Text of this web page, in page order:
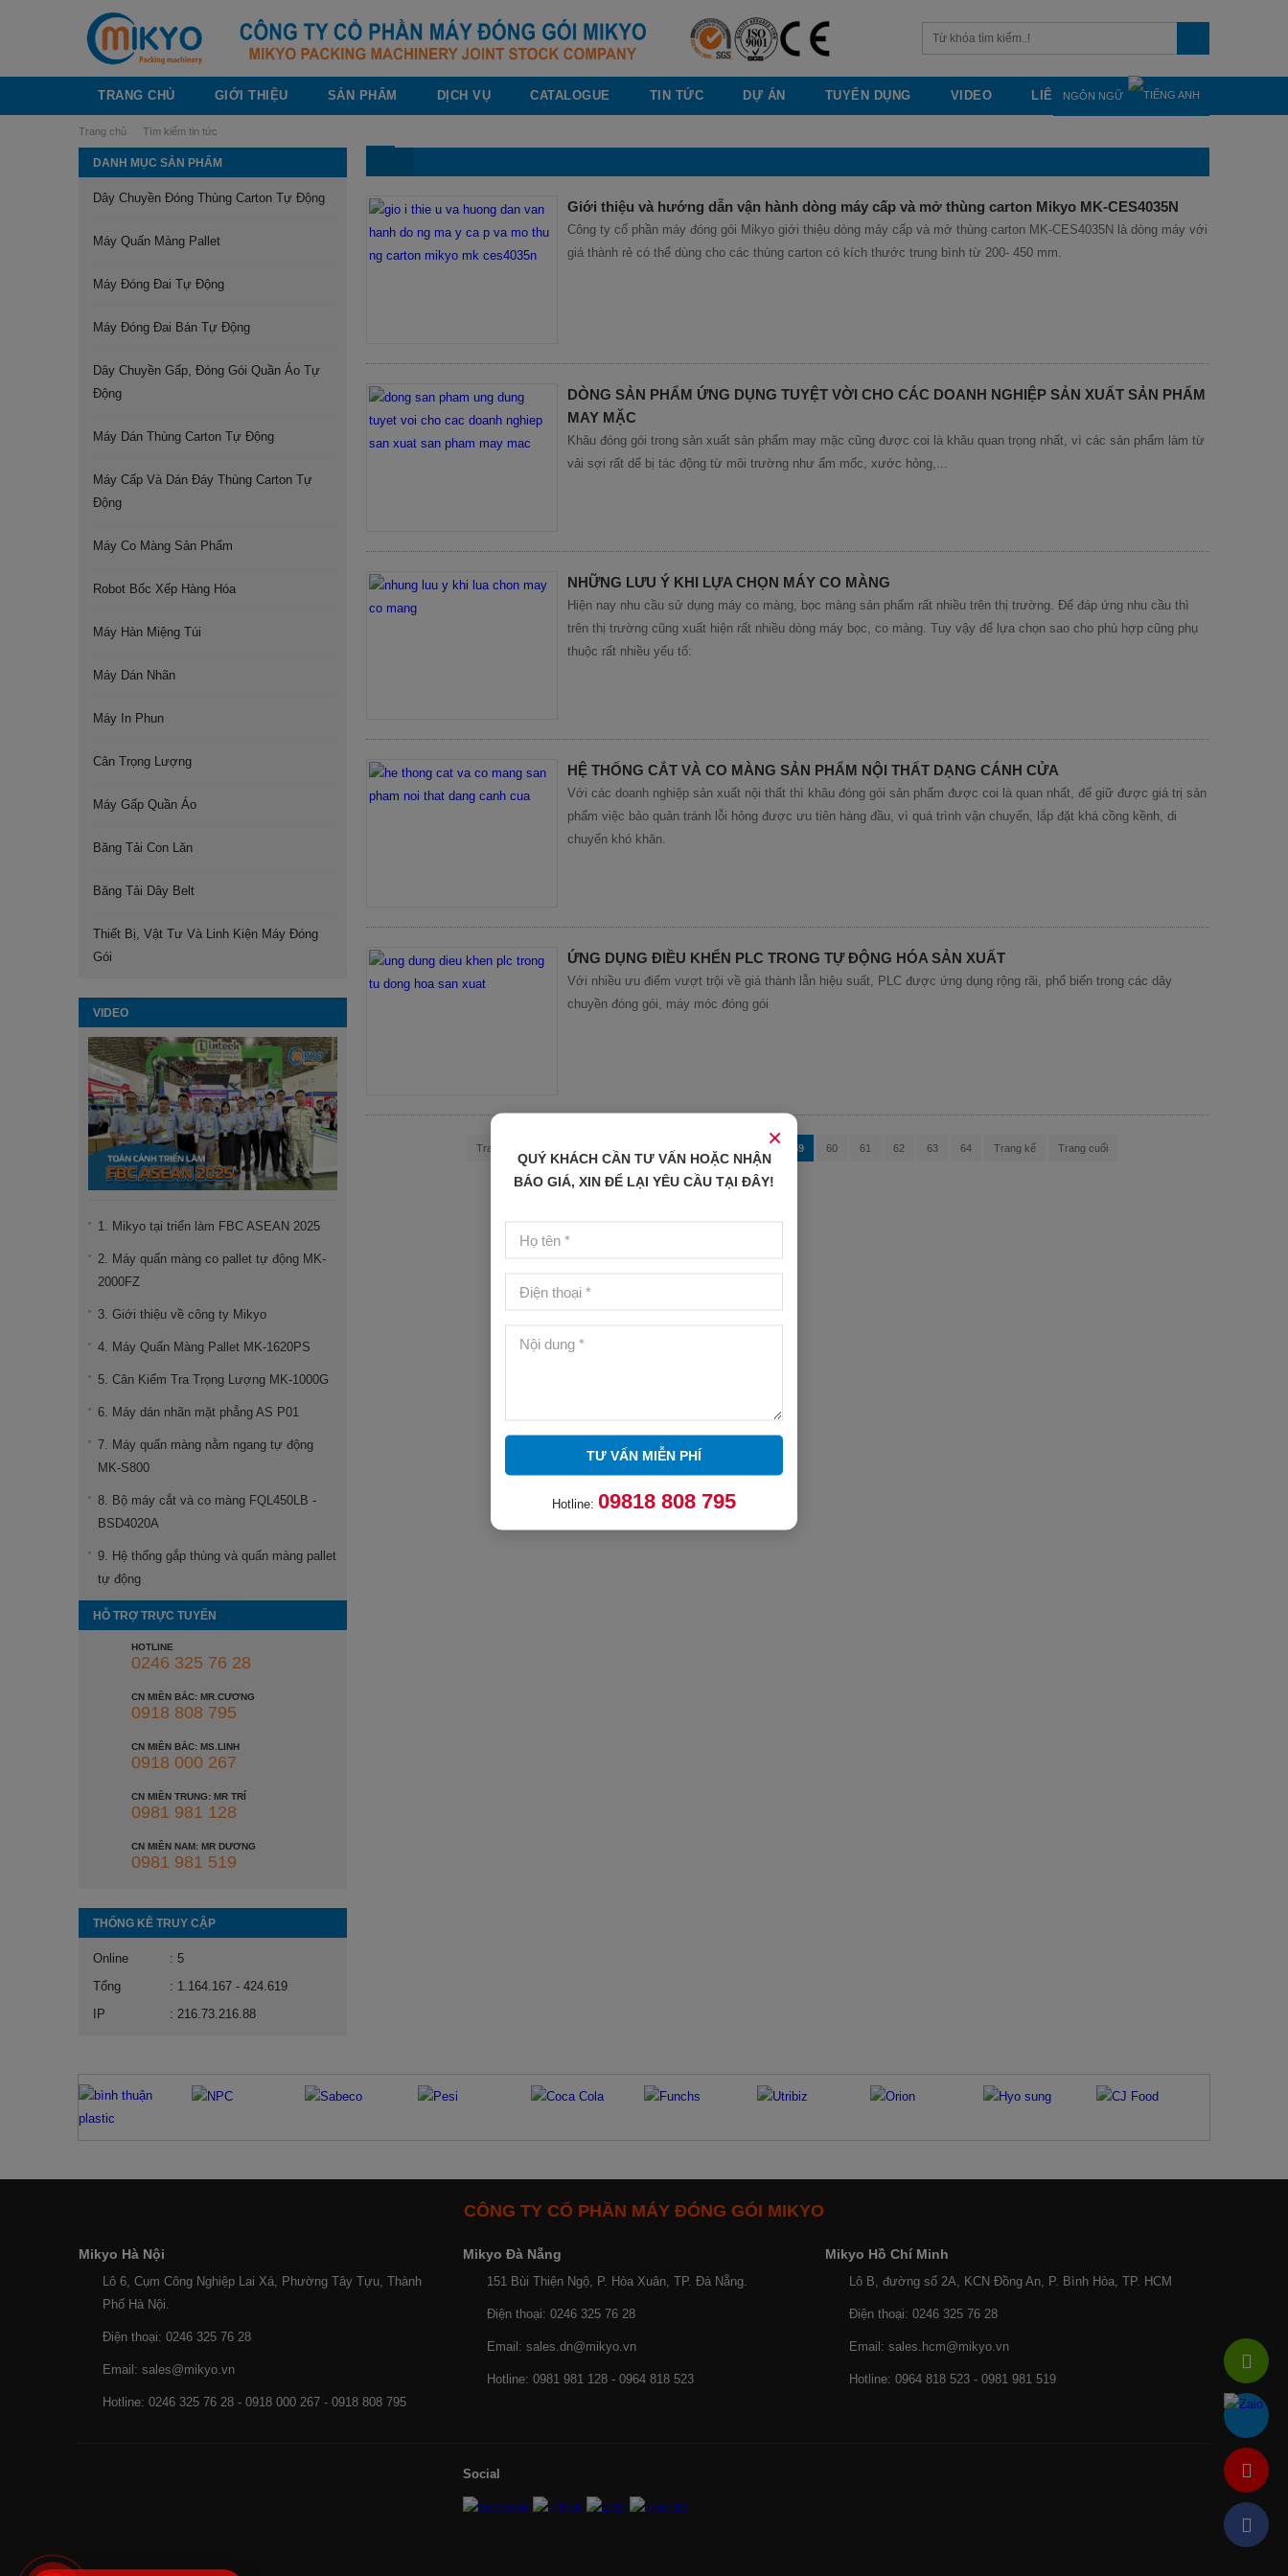
TRANG CHỦ GIỚI THIỆU SẢN PHẨM DỊCH VỤ CATALOGUE TIN TỨC DỰ ÁN TUYỂN DỤNG VIDEO LIÊN HỆNGÔN NGỮ
Trang chủ Tìm kiếm tin tức
Giới thiệu và hướng dẫn vận hành dòng máy cấp và mở thùng carton Mikyo MK-CES4035N
Công ty cổ phần máy đóng gói Mikyo giới thiệu dòng máy cấp và mở thùng carton MK-CES4035N là dòng máy với
giá thành rẻ có thể dùng cho các thùng carton có kích thước trung bình từ 200- 450 mm.
DÒNG SẢN PHẨM ỨNG DỤNG TUYỆT VỜI CHO CÁC DOANH NGHIỆP SẢN XUẤT SẢN PHẨM
MAY MẶC
Khâu đóng gói trong sản xuất sản phẩm may mặc cũng được coi là khâu quan trọng nhất, vì các sản phẩm làm từ
vải sợi rất dể bị tác động từ môi trường như ẩm mốc, xước hỏng,...
NHỮNG LƯU Ý KHI LỰA CHỌN MÁY CO MÀNG
Hiện nay nhu cầu sử dụng máy co màng, bọc màng sản phẩm rất nhiều trên thị trường. Để đáp ứng nhu cầu thì
trên thị trường cũng xuất hiện rất nhiều dòng máy bọc, co màng. Tuy vậy để lựa chọn sao cho phù hợp cũng phụ
thuộc rất nhiều yếu tố:
HỆ THỐNG CẮT VÀ CO MÀNG SẢN PHẨM NỘI THẤT DẠNG CÁNH CỬA
Với các doanh nghiệp sản xuất nội thất thì khâu đóng gói sản phẩm được coi là quan nhất, để giữ được giá trị sản
phẩm việc bảo quản tránh lỗi hỏng được ưu tiên hàng đầu, vì quá trình vận chuyển, lắp đặt khá cồng kềnh, di
chuyển khó khăn.
ỨNG DỤNG ĐIỀU KHỂN PLC TRONG TỰ ĐỘNG HÓA SẢN XUẤT
Với nhiều ưu điểm vượt trội về giá thành lẫn hiệu suất, PLC được ứng dụng rộng rãi, phổ biến trong các dây
chuyền đóng gói, máy móc đóng gói
Trang đầu 59 60 61 62 63 64 Trang kế Trang cuối
DANH MỤC SẢN PHẨM
Dây Chuyền Đóng Thùng Carton Tự Động
Máy Quấn Màng Pallet
Máy Đóng Đai Tự Động
Máy Đóng Đai Bán Tự Động
Dây Chuyền Gấp, Đóng Gói Quần Áo Tự
Động
Máy Dán Thùng Carton Tự Động
Máy Cấp Và Dán Đáy Thùng Carton Tự
Động
Máy Co Màng Sản Phẩm
Robot Bốc Xếp Hàng Hóa
Máy Hàn Miệng Túi
Máy Dán Nhãn
Máy In Phun
Cân Trọng Lượng
Máy Gấp Quần Áo
Băng Tải Con Lăn
Băng Tải Dây Belt
Thiết Bị, Vật Tư Và Linh Kiện Máy Đóng
Gói
VIDEO
1. Mikyo tại triển làm FBC ASEAN 2025
2. Máy quấn màng co pallet tự động MK-
2000FZ
3. Giới thiệu về công ty Mikyo
4. Máy Quấn Màng Pallet MK-1620PS
5. Cân Kiểm Tra Trọng Lượng MK-1000G
6. Máy dán nhãn mặt phẳng AS P01
7. Máy quấn màng nằm ngang tự động
MK-S800
8. Bộ máy cắt và co màng FQL450LB -
BSD4020A
9. Hệ thống gắp thùng và quấn màng pallet
tự động
HỖ TRỢ TRỰC TUYẾN
HOTLINE
0246 325 76 28
CN MIỀN BẮC: MR.CƯƠNG
0918 808 795
CN MIỀN BẮC: MS.LINH
0918 000 267
CN MIỀN TRUNG: MR TRÍ
0981 981 128
CN MIỀN NAM: MR DƯƠNG
0981 981 519
THỐNG KÊ TRUY CẬP
Online
: 5
Tổng
: 1.164.167 - 424.619
IP
: 216.73.216.88
CÔNG TY CỔ PHẦN MÁY ĐÓNG GÓI MIKYO
Mikyo Hà Nội
Lô 6, Cụm Công Nghiệp Lai Xá, Phường Tây Tựu, Thành
Phố Hà Nội.
Điện thoại: 0246 325 76 28
Email: sales@mikyo.vn
Hotline: 0246 325 76 28 - 0918 000 267 - 0918 808 795
Mikyo Đà Nẵng
151 Bùi Thiện Ngộ, P. Hòa Xuân, TP. Đà Nẵng.
Điện thoại: 0246 325 76 28
Email: sales.dn@mikyo.vn
Hotline: 0981 981 128 - 0964 818 523
Mikyo Hồ Chí Minh
Lô B, đường số 2A, KCN Đồng An, P. Bình Hòa, TP. HCM
Điện thoại: 0246 325 76 28
Email: sales.hcm@mikyo.vn
Hotline: 0964 818 523 - 0981 981 519
Social
×
QUÝ KHÁCH CẦN TƯ VẤN HOẶC NHẬN
BÁO GIÁ, XIN ĐỂ LẠI YÊU CẦU TẠI ĐÂY!
TƯ VẤN MIỄN PHÍ
Hotline: 09818 808 795